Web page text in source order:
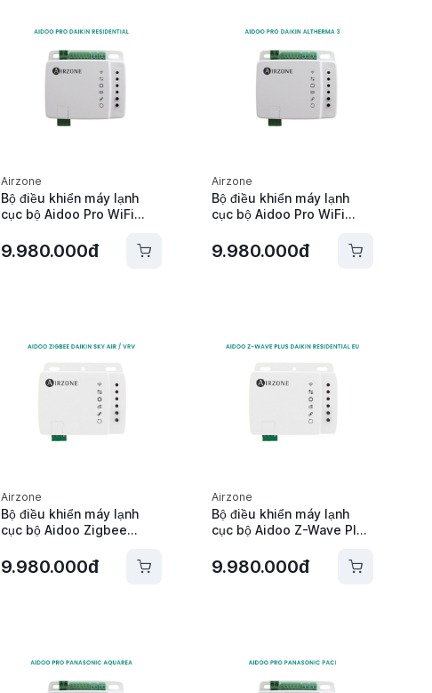
Airzone
Bộ điều khiển máy lạnh
cục bộ Aidoo Pro WiFi
Airzone - AZAI6WSPDA0
9.980.000đ
Airzone
Bộ điều khiển máy lạnh
cục bộ Aidoo Pro WiFi
Airzone - AZAI6WSPDA2
9.980.000đ
Airzone
Bộ điều khiển máy lạnh
cục bộ Aidoo Zigbee
Airzone - AZAI6ZBEDA1
9.980.000đ
Airzone
Bộ điều khiển máy lạnh
cục bộ Aidoo Z-Wave Plus
Airzone - AZAI6ZWEDA0
9.980.000đ